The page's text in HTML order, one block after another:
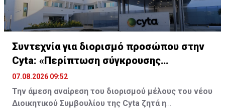
Συντεχνία για διορισμό προσώπου στην
Cyta: «Περίπτωση σύγκρουσης
συμφερόντων»
07.08.2026 09:52
Την άμεση αναίρεση του διορισμού μέλους του νέου
Διοικητικού Συμβουλίου της Cyta ζητά η